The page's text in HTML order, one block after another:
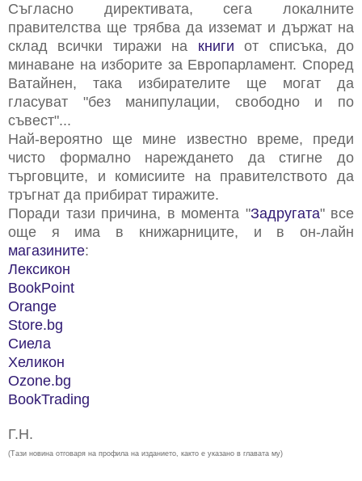
Съгласно директивата, сега локалните
правителства ще трябва да изземат и държат на
склад всички тиражи на книги от списъка, до
минаване на изборите за Европарламент. Според
Ватайнен, така избирателите ще могат да
гласуват "без манипулации, свободно и по
съвест"...
Най-вероятно ще мине известно време, преди
чисто формално нареждането да стигне до
търговците, и комисиите на правителството да
тръгнат да прибират тиражите.
Поради тази причина, в момента "Задругата" все
още я има в книжарниците, и в он-лайн
магазините:
Лексикон
BookPoint
Orange
Store.bg
Сиела
Хеликон
Ozone.bg
BookTrading
Г.Н.
(Тази новина отговаря на профила на изданието, както е указано в главата му)